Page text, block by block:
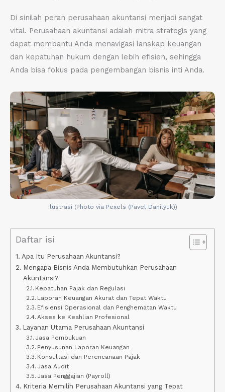
Di sinilah peran perusahaan akuntansi menjadi sangat
vital. Perusahaan akuntansi adalah mitra strategis yang
dapat membantu Anda menavigasi lanskap keuangan
dan kepatuhan hukum dengan lebih efisien, sehingga
Anda bisa fokus pada pengembangan bisnis inti Anda.
Ilustrasi (Photo via Pexels (Pavel Danilyuk))
Daftar isi
Apa Itu Perusahaan Akuntansi?
Mengapa Bisnis Anda Membutuhkan Perusahaan
Akuntansi?
Kepatuhan Pajak dan Regulasi
Laporan Keuangan Akurat dan Tepat Waktu
Efisiensi Operasional dan Penghematan Waktu
Akses ke Keahlian Profesional
Layanan Utama Perusahaan Akuntansi
Jasa Pembukuan
Penyusunan Laporan Keuangan
Konsultasi dan Perencanaan Pajak
Jasa Audit
Jasa Penggajian (Payroll)
Kriteria Memilih Perusahaan Akuntansi yang Tepat